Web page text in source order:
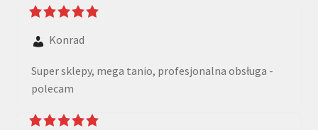
Konrad
Super sklepy, mega tanio, profesjonalna obsługa -
polecam